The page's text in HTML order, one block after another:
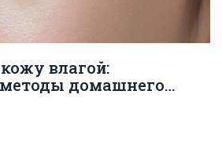
влагой:
домашнего